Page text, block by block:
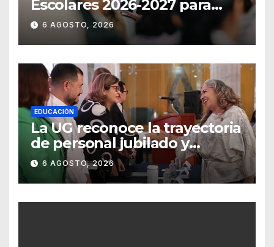
Escolares 2026-2027 para
Guanajuato
6 AGOSTO, 2026
EDUCACIÓN
La UG reconoce la trayectoria
de personal jubilado y
agradece su legado
6 AGOSTO, 2026